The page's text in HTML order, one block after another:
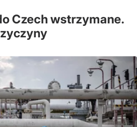
Czech wstrzymane.